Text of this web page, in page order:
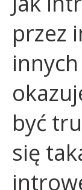
przez
być
się